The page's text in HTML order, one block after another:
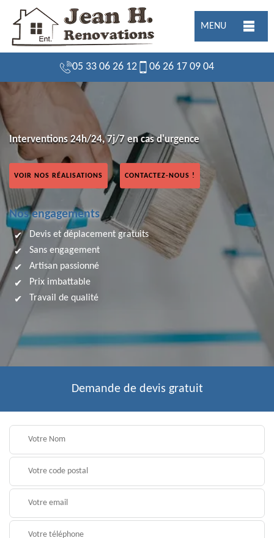
MENU
05 33 06 26 12 06 26 17 09 04
Interventions 24h/24, 7j/7 en cas d'urgence
VOIR NOS RÉALISATIONS CONTACTEZ-NOUS !
Nos engagements
Devis et déplacement gratuits
Sans engagement
Artisan passionné
Prix imbattable
Travail de qualité
Demande de devis gratuit